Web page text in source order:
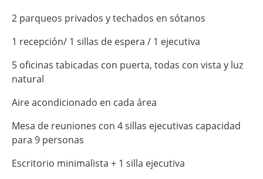
2 parqueos privados y techados en sótanos
1 recepción/ 1 sillas de espera / 1 ejecutiva
5 oficinas tabicadas con puerta, todas con vista y luz
natural
Aire acondicionado en cada área
Mesa de reuniones con 4 sillas ejecutivas capacidad
para 9 personas
Escritorio minimalista + 1 silla ejecutiva